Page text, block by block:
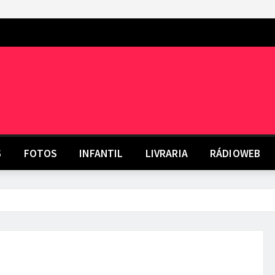
FOTOS INFANTIL LIVRARIA RÁDIOWEB